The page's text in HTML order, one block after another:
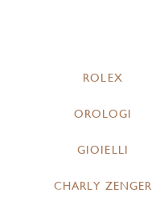
ROLEX
OROLOGI
GIOIELLI
CHARLY ZENGER